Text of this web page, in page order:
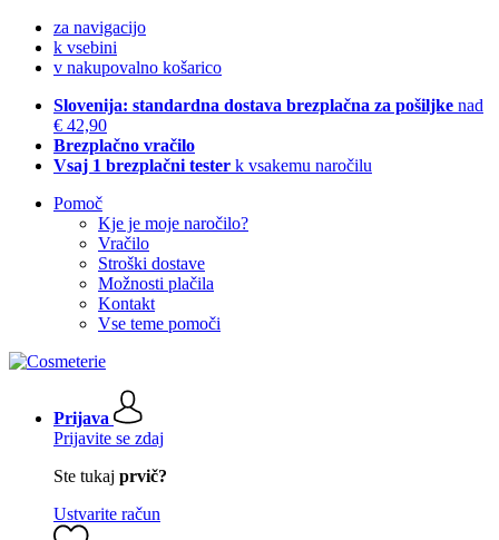
za navigacijo
k vsebini
v nakupovalno košarico
Slovenija: standardna dostava brezplačna za pošiljke nad
€ 42,90
Brezplačno vračilo
Vsaj 1 brezplačni tester k vsakemu naročilu
Pomoč
Kje je moje naročilo?
Vračilo
Stroški dostave
Možnosti plačila
Kontakt
Vse teme pomoči
Prijava
Prijavite se zdaj
Ste tukaj prvič?
Ustvarite račun